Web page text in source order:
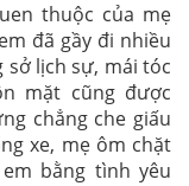
thuộc của mẹ
đã gầy đi nhiều
lịch sự, mái tóc
mặt cũng được
chẳng che giấu
xe, mẹ ôm chặt
bằng tình yêu